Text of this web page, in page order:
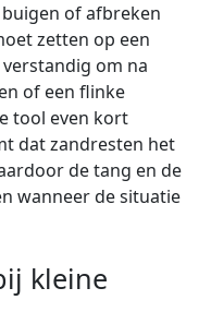
of afbreken
zetten op een
om na
of een flinke
tool even kort
dat zandresten het
de tang en de
wanneer de situatie
kleine